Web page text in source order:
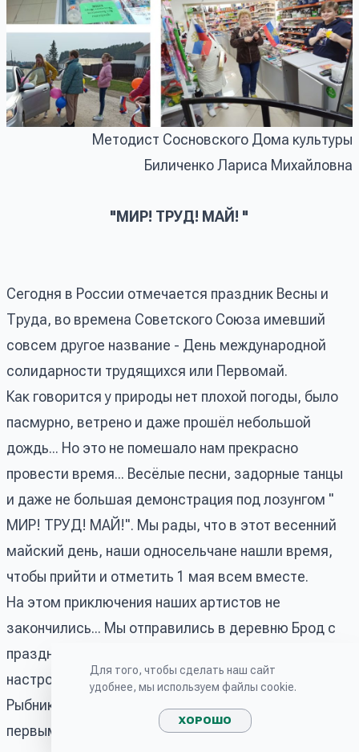
Методист Сосновского Дома культуры
Биличенко Лариса Михайловна
"МИР! ТРУД! МАЙ! "
Сегодня в России отмечается праздник Весны и
Труда, во времена Советского Союза имевший
совсем другое название - День международной
солидарности трудящихся или Первомай.
Как говорится у природы нет плохой погоды, было
пасмурно, ветрено и даже прошёл небольшой
дождь... Но это не помешало нам прекрасно
провести время... Весёлые песни, задорные танцы
и даже не большая демонстрация под лозунгом "
МИР! ТРУД! МАЙ!". Мы рады, что в этот весенний
майский день, наши односельчане нашли время,
чтобы прийти и отметить 1 мая всем вместе.
На этом приключения наших артистов не
закончились... Мы отправились в деревню Брод с
праздничным концертом. Ведь хорошим
настроением надо обязательно делиться.
Рыбниковский дом культуры поздравляет всех с
первым днем мая, праздником вдохновения и
Для того, чтобы сделать наш сайт
удобнее, мы используем файлы cookie.
ХОРОШО